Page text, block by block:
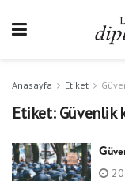
Anasayfa Etiket
Etiket:Güvenlik